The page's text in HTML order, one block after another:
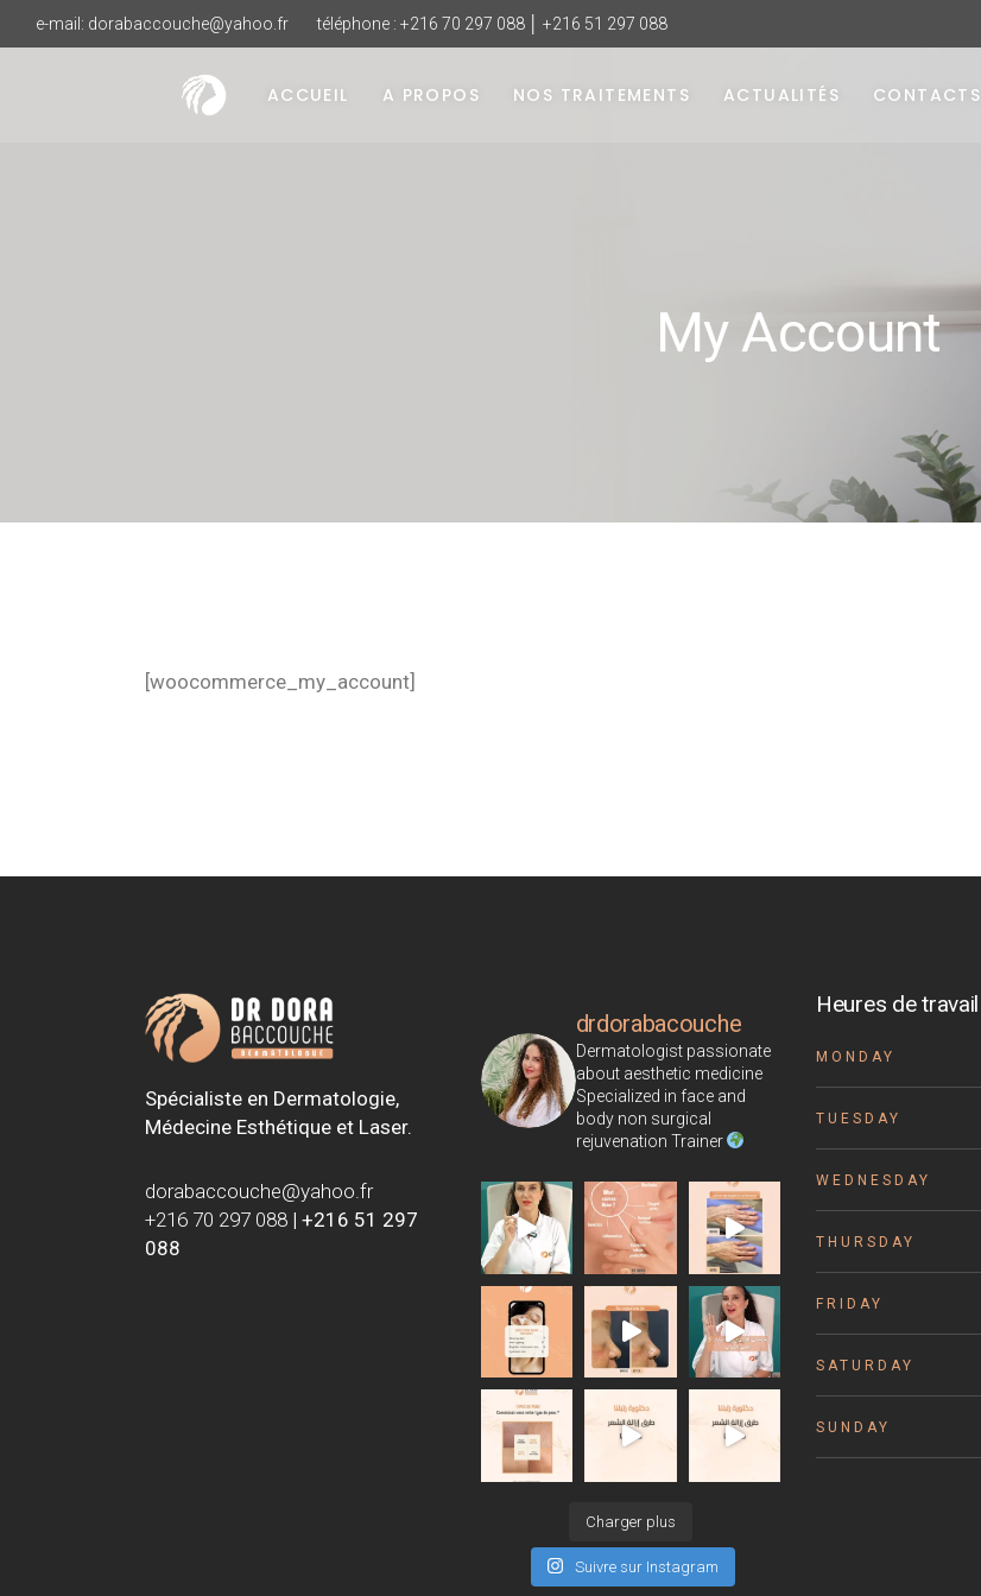
e-mail: dorabaccouche@yahoo.fr téléphone : +216 70 297 088 │ +216 51 297 088
ACCUEIL A PROPOS NOS TRAITEMENTS ACTUALITÉS CONTACTS
My Account
[woocommerce_my_account]
Spécialiste en Dermatologie,
Médecine Esthétique et Laser.
dorabaccouche@yahoo.fr
+216 70 297 088 | +216 51 297
088
drdorabacouche
Dermatologist passionate
about aesthetic medicine
Specialized in face and
body non surgical
rejuvenation Trainer
Charger plus
Suivre sur Instagram
Heures de travail
MONDAY
TUESDAY
WEDNESDAY
THURSDAY
FRIDAY
SATURDAY
SUNDAY